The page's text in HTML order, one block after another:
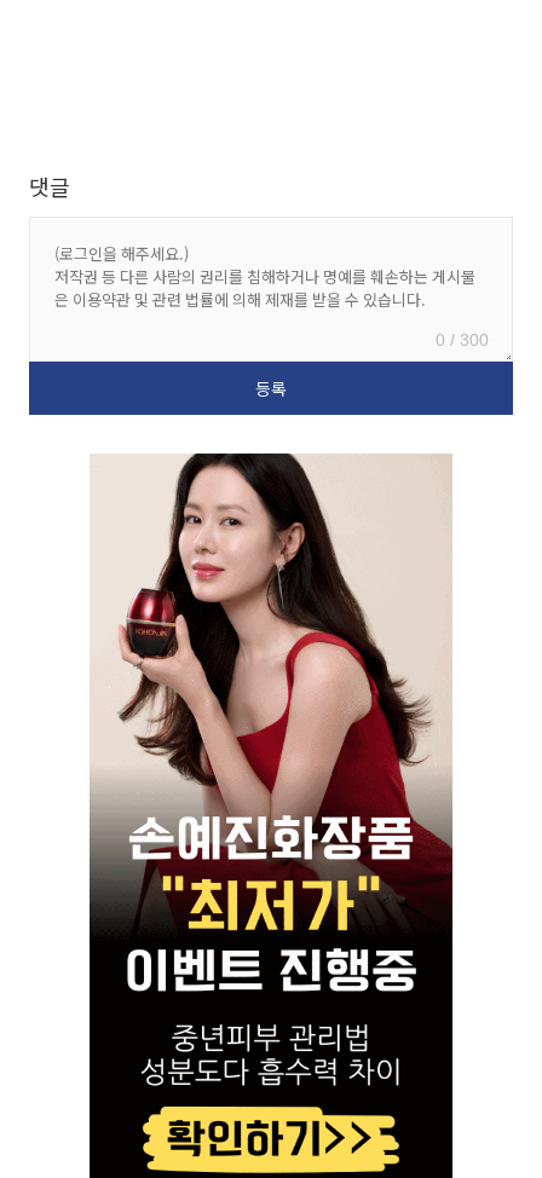
댓글
0 / 300